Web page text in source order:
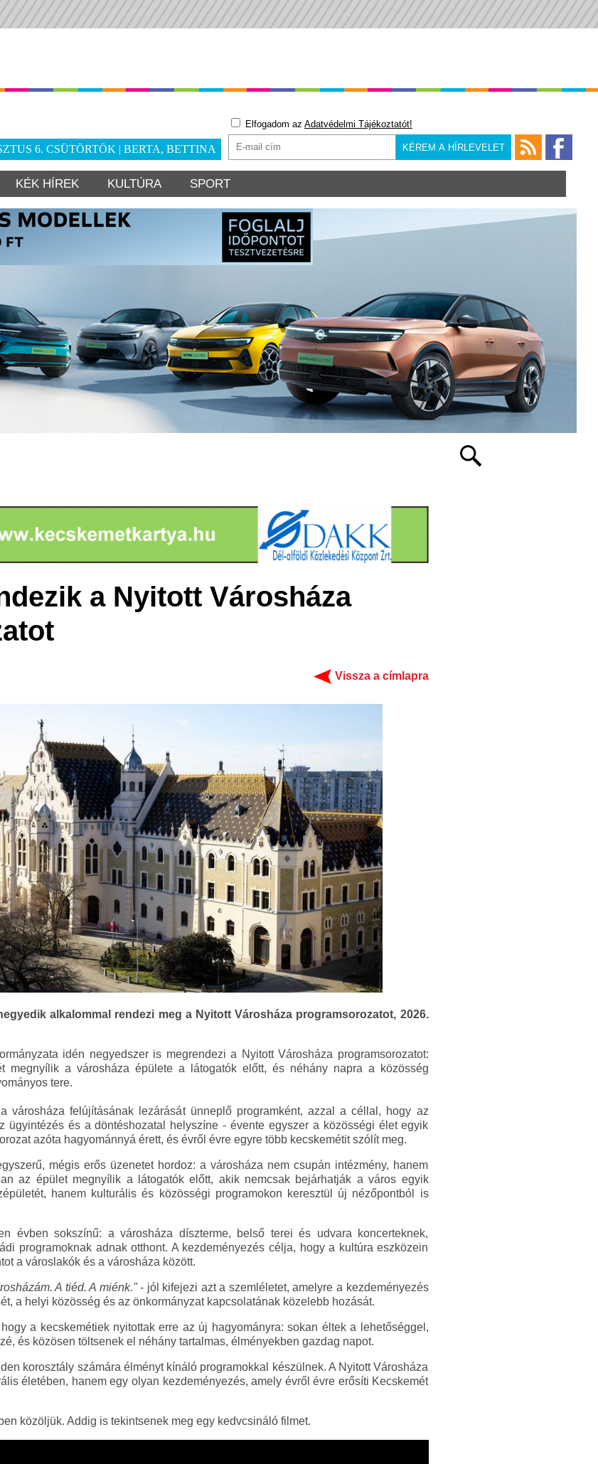
6. CSÜTÖRTÖK | BERTA, BETTINA
Elfogadom az Adatvédelmi Tájékoztatót!
KÉK HÍREK KULTÚRA SPORT
a Nyitott Városháza
Vissza a címlapra
alkalommal rendezi meg a Nyitott Városháza programsorozatot, 2026.
idén negyedszer is megrendezi a Nyitott Városháza programsorozatot:
megnyílik a városháza épülete a látogatók előtt, és néhány napra a közösség
tere.
városháza felújításának lezárását ünneplő programként, azzal a céllal, hogy az
ügyintézés és a döntéshozatal helyszíne - évente egyszer a közösségi élet egyik
azóta hagyománnyá érett, és évről évre egyre több kecskemétit szólít meg.
mégis erős üzenetet hordoz: a városháza nem csupán intézmény, hanem
az épület megnyílik a látogatók előtt, akik nemcsak bejárhatják a város egyik
hanem kulturális és közösségi programokon keresztül új nézőpontból is
évben sokszínű: a városháza díszterme, belső terei és udvara koncerteknek,
programoknak adnak otthont. A kezdeményezés célja, hogy a kultúra eszközein
a városlakók és a városháza között.
A tiéd. A miénk."- jól kifejezi azt a szemléletet, amelyre a kezdeményezés
a helyi közösség és az önkormányzat kapcsolatának közelebb hozását.
a kecskemétiek nyitottak erre az új hagyományra: sokan éltek a lehetőséggel,
és közösen töltsenek el néhány tartalmas, élményekben gazdag napot.
korosztály számára élményt kínáló programokkal készülnek. A Nyitott Városháza
életében, hanem egy olyan kezdeményezés, amely évről évre erősíti Kecskemét
közöljük. Addig is tekintsenek meg egy kedvcsináló filmet.